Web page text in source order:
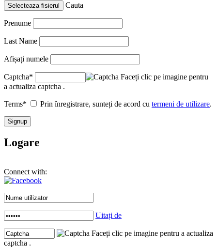
Selecteaza fisierul Cauta
Prenume
Last Name
Afișați numele
Captcha*
Faceți clic pe imagine pentru
a actualiza captcha .
Terms* Prin înregistrare, sunteți de acord cu termeni de utilizare.
Logare
Connect with:
Uitați de
Faceți clic pe imagine pentru a actualiza
captcha .